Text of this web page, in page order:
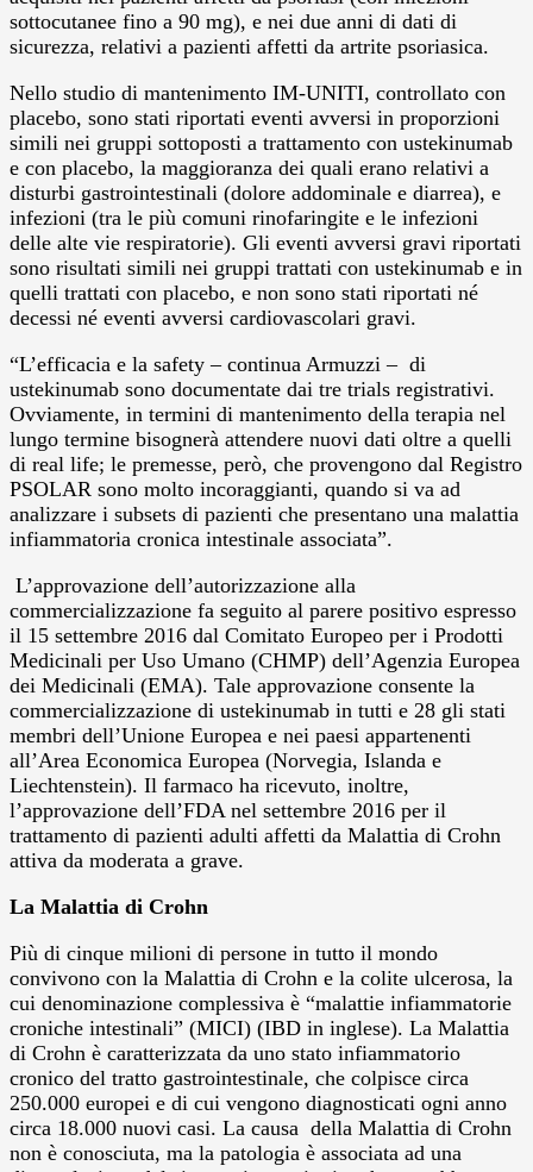
sottocutanee fino a 90 mg), e nei due anni di dati di
sicurezza, relativi a pazienti affetti da artrite psoriasica.
Nello studio di mantenimento IM-UNITI, controllato con
placebo, sono stati riportati eventi avversi in proporzioni
simili nei gruppi sottoposti a trattamento con ustekinumab
e con placebo, la maggioranza dei quali erano relativi a
disturbi gastrointestinali (dolore addominale e diarrea), e
infezioni (tra le più comuni rinofaringite e le infezioni
delle alte vie respiratorie). Gli eventi avversi gravi riportati
sono risultati simili nei gruppi trattati con ustekinumab e in
quelli trattati con placebo, e non sono stati riportati né
decessi né eventi avversi cardiovascolari gravi.
“L’efficacia e la safety – continua Armuzzi – di
ustekinumab sono documentate dai tre trials registrativi.
Ovviamente, in termini di mantenimento della terapia nel
lungo termine bisognerà attendere nuovi dati oltre a quelli
di real life; le premesse, però, che provengono dal Registro
PSOLAR sono molto incoraggianti, quando si va ad
analizzare i subsets di pazienti che presentano una malattia
infiammatoria cronica intestinale associata”.
L’approvazione dell’autorizzazione alla
commercializzazione fa seguito al parere positivo espresso
il 15 settembre 2016 dal Comitato Europeo per i Prodotti
Medicinali per Uso Umano (CHMP) dell’Agenzia Europea
dei Medicinali (EMA). Tale approvazione consente la
commercializzazione di ustekinumab in tutti e 28 gli stati
membri dell’Unione Europea e nei paesi appartenenti
all’Area Economica Europea (Norvegia, Islanda e
Liechtenstein). Il farmaco ha ricevuto, inoltre,
l’approvazione dell’FDA nel settembre 2016 per il
trattamento di pazienti adulti affetti da Malattia di Crohn
attiva da moderata a grave.
La Malattia di Crohn
Più di cinque milioni di persone in tutto il mondo
convivono con la Malattia di Crohn e la colite ulcerosa, la
cui denominazione complessiva è “malattie infiammatorie
croniche intestinali” (MICI) (IBD in inglese). La Malattia
di Crohn è caratterizzata da uno stato infiammatorio
cronico del tratto gastrointestinale, che colpisce circa
250.000 europei e di cui vengono diagnosticati ogni anno
circa 18.000 nuovi casi. La causa della Malattia di Crohn
non è conosciuta, ma la patologia è associata ad una